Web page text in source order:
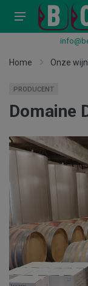
Home Onze
PRODUCENT
Domaine